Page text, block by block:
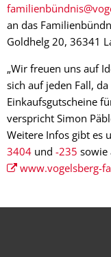
an das
Goldhelg 20, 36341
„Wir freuen uns auf
sich auf jeden Fall,
Einkaufsgutscheine
verspricht Simon
Weitere Infos gibt es
3404 und -235 sowie
www.vogelsberg-